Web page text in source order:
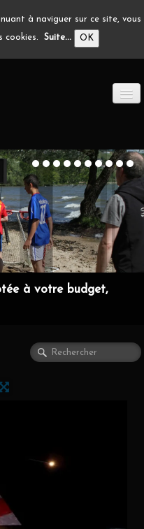
à naviguer sur ce site, vous
cookies. Suite... OK
à votre budget,